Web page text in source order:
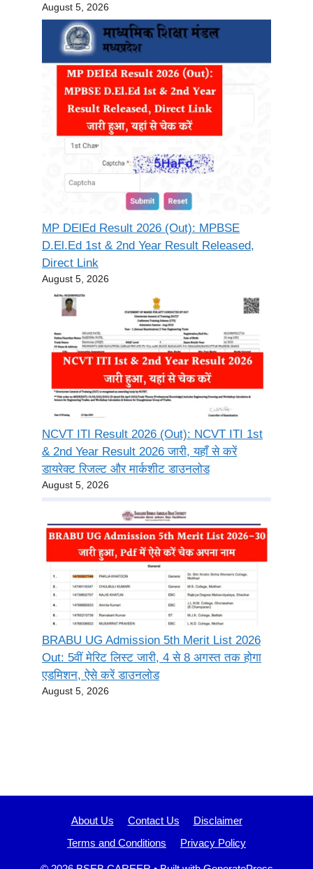
August 5, 2026
MP DElEd Result 2026 (Out): MPBSE
D.El.Ed 1st & 2nd Year Result Released,
Direct Link
August 5, 2026
NCVT ITI Result 2026 (Out): NCVT ITI 1st
& 2nd Year Result 2026 जारी, यहाँ से करें
डायरेक्ट रिजल्ट और मार्कशीट डाउनलोड
August 5, 2026
BRABU UG Admission 5th Merit List 2026
Out: 5वीं मेरिट लिस्ट जारी, 4 से 8 अगस्त तक होगा
एडमिशन, ऐसे करें डाउनलोड
August 5, 2026
About Us Contact Us
Disclaimer
Terms and Conditions
Privacy Policy